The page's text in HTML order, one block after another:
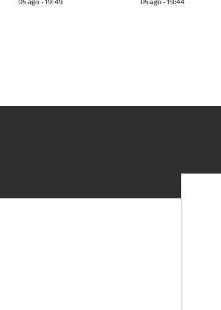
05 ago - 19:49 05 ago - 19:44